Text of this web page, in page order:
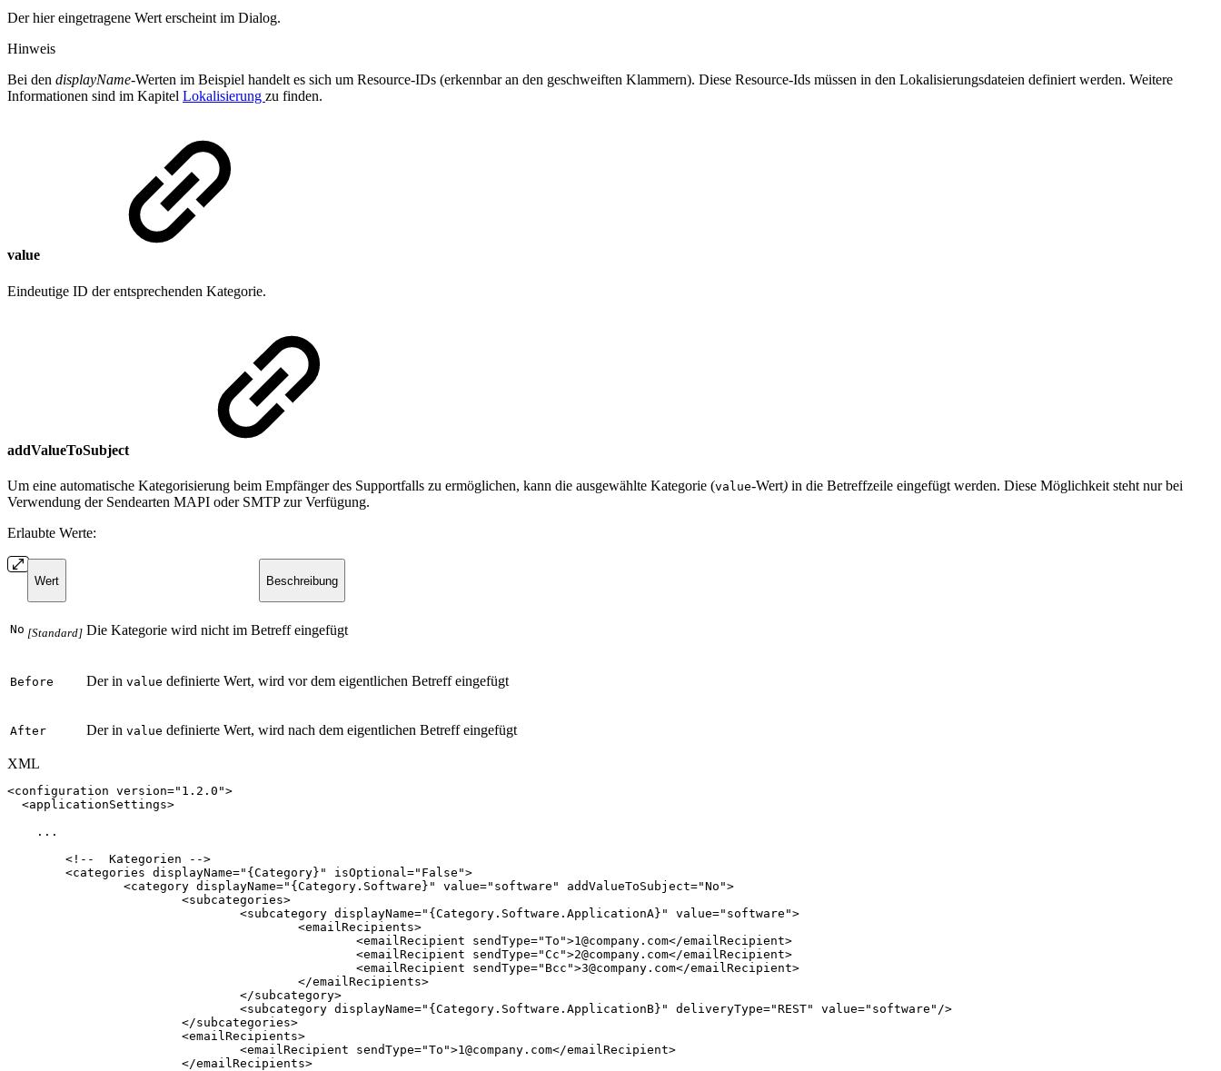
Der hier eingetragene Wert erscheint im Dialog.
Hinweis
Bei den displayName-Werten im Beispiel handelt es sich um Resource-IDs (erkennbar an den geschweiften Klammern). Diese Resource-Ids müssen in den Lokalisierungsdateien definiert werden. Weitere
Informationen sind im Kapitel Lokalisierung zu finden.
value
Eindeutige ID der entsprechenden Kategorie.
addValueToSubject
Um eine automatische Kategorisierung beim Empfänger des Supportfalls zu ermöglichen, kann die ausgewählte Kategorie (value-Wert) in die Betreffzeile eingefügt werden. Diese Möglichkeit steht nur bei
Verwendung der Sendearten MAPI oder SMTP zur Verfügung.
Erlaubte Werte:
Wert Beschreibung
No [Standard] Die Kategorie wird nicht im Betreff eingefügt
Before Der in value definierte Wert, wird vor dem eigentlichen Betreff eingefügt
After Der in value definierte Wert, wird nach dem eigentlichen Betreff eingefügt
XML
<configuration version=" 1.2.0 ">
<applicationSettings>
...
<!--
Kategorien
-->
<categories displayName=" {Category} " isOptional=" False ">
<category displayName=" {Category.Software} " value=" software " addValueToSubject="No ">
<subcategories>
<subcategory displayName=" {Category.Software.ApplicationA} " value=" software ">
<emailRecipients>
<emailRecipient sendType="To ">1@company.com</emailRecipient>
<emailRecipient sendType="Cc ">2@company.com</emailRecipient>
<emailRecipient sendType=" Bcc ">3@company.com</emailRecipient>
</emailRecipients>
</subcategory>
<subcategory displayName=" {Category.Software.ApplicationB} " deliveryType="REST" value=" software " />
</subcategories>
<emailRecipients>
<emailRecipient sendType="To ">1@company.com</emailRecipient>
</emailRecipients>